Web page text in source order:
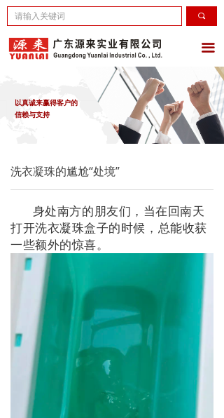
끠
끀
洗衣凝珠的尴尬“处境”
身处南方的朋友们，当在回南天
打开洗衣凝珠盒子的时候，总能收获
一些额外的惊喜。
以真诚来赢得客户的
信赖与支持